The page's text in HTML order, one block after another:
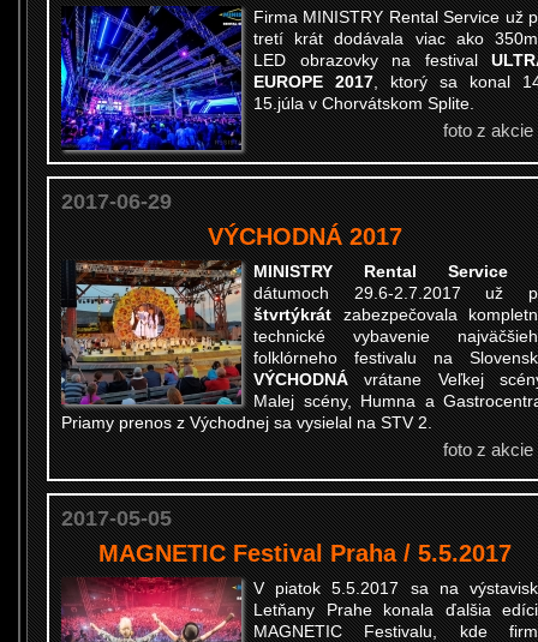
Firma MINISTRY Rental Service už
tretí krát dodávala viac ako
LED obrazovky na festival
EUROPE 2017, ktorý sa konal
15.júla v Chorvátskom Splite.
foto z akcie
2017-06-29
VÝCHODNÁ 2017
MINISTRY Rental Service
dátumoch 29.6-2.7.2017 už
štvrtýkrátzabezpečovala
technické vybavenie
folklórneho festivalu na
VÝCHODNÁvrátane Veľkej
Malej scény, Humna a
Priamy prenos z Východnej sa vysielal na STV 2.
foto z akcie
2017-05-05
MAGNETIC Festival Praha / 5.5.2017
V piatok 5.5.2017 sa na
Letňany Prahe konala ďalšia
MAGNETIC Festivalu, kde